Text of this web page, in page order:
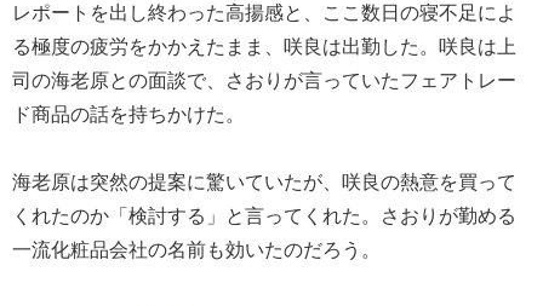
レポートを出し終わった高揚感と、ここ数日の寝不足によ
る極度の疲労をかかえたまま、咲良は出勤した。咲良は上
司の海老原との面談で、さおりが言っていたフェアトレー
ド商品の話を持ちかけた。
海老原は突然の提案に驚いていたが、咲良の熱意を買って
くれたのか「検討する」と言ってくれた。さおりが勤める
一流化粧品会社の名前も効いたのだろう。